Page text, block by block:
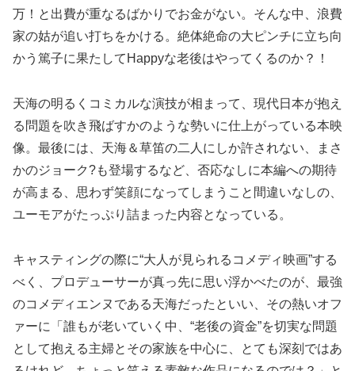
万！と出費が重なるばかりでお金がない。そんな中、浪費
家の姑が追い打ちをかける。絶体絶命の大ピンチに立ち向
かう篤子に果たしてHappyな老後はやってくるのか？！
天海の明るくコミカルな演技が相まって、現代日本が抱え
る問題を吹き飛ばすかのような勢いに仕上がっている本映
像。最後には、天海＆草笛の二人にしか許されない、まさ
かのジョーク?も登場するなど、否応なしに本編への期待
が高まる、思わず笑顔になってしまうこと間違いなしの、
ユーモアがたっぷり詰まった内容となっている。
キャスティングの際に“大人が見られるコメディ映画”する
べく、プロデューサーが真っ先に思い浮かべたのが、最強
のコメディエンヌである天海だったといい、その熱いオフ
ァーに「誰もが老いていく中、“老後の資金”を切実な問題
として抱える主婦とその家族を中心に、とても深刻ではあ